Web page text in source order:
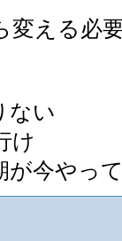
変える必
ない
け
が今やっ